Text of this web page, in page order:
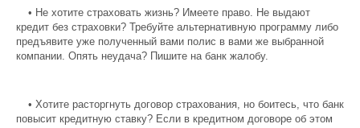
• Не хотите страховать жизнь? Имеете право. Не выдают
кредит без страховки? Требуйте альтернативную программу либо
предъявите уже полученный вами полис в вами же выбранной
компании. Опять неудача? Пишите на банк жалобу.
• Хотите расторгнуть договор страхования, но боитесь, что банк
повысит кредитную ставку? Если в кредитном договоре об этом